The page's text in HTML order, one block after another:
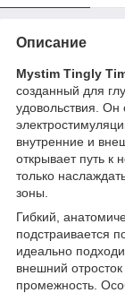
Описание
Mystim Tingly
созданный для
удовольствия. Он
внутренние и
открывает путь
только
зоны.
Гибкий,
подстраивается
идеально
внешний отросток
промежность.